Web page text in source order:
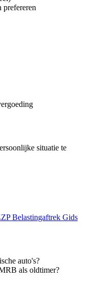
prefereren
situatie te
Belastingaftrek Gids
auto's?
als oldtimer?